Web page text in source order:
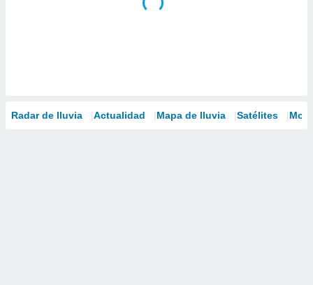
Radar de lluvia Actualidad Mapa de lluvia Satélites